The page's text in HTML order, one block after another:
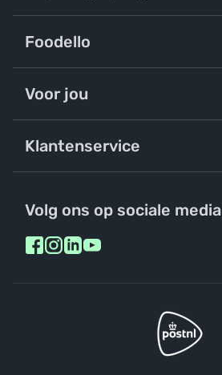
Foodello
Voor jou
Klantenservice
Volg ons op sociale media